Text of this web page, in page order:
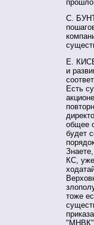
С.
Е.
и
Есть
общее
будет
КС,
тоже
"МНВК"